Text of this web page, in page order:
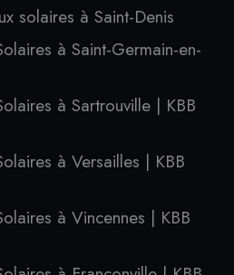
solaires à Saint-Denis
à Saint-Germain-en-
à Sartrouville | KBB
à Versailles | KBB
à Vincennes | KBB